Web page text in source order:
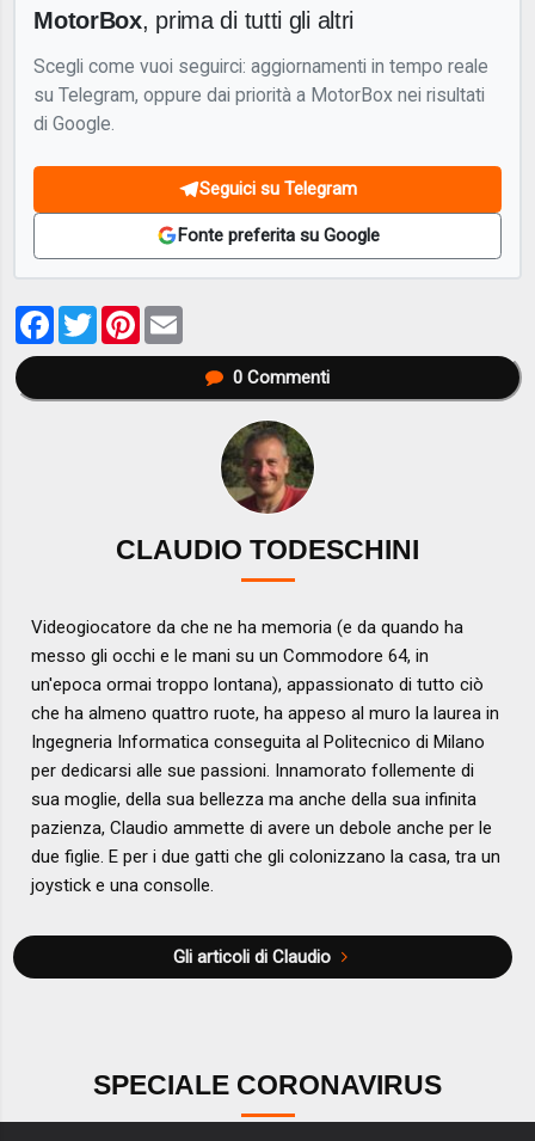
MotorBox, prima di tutti gli altri
Scegli come vuoi seguirci: aggiornamenti in tempo reale
su Telegram, oppure dai priorità a MotorBox nei risultati
di Google.
Seguici su Telegram
Fonte preferita su Google
Facebook
TwitterPinterest
0Commenti
CLAUDIO TODESCHINI
Videogiocatore da che ne ha memoria (e da quando ha
messo gli occhi e le mani su un Commodore 64, in
un'epoca ormai troppo lontana), appassionato di tutto ciò
che ha almeno quattro ruote, ha appeso al muro la laurea in
Ingegneria Informatica conseguita al Politecnico di Milano
per dedicarsi alle sue passioni. Innamorato follemente di
sua moglie, della sua bellezza ma anche della sua infinita
pazienza, Claudio ammette di avere un debole anche per le
due figlie. E per i due gatti che gli colonizzano la casa, tra un
joystick e una consolle.
Gli articoli di Claudio
SPECIALE CORONAVIRUS